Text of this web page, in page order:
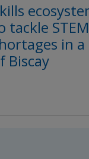
tackle
in
Biscay